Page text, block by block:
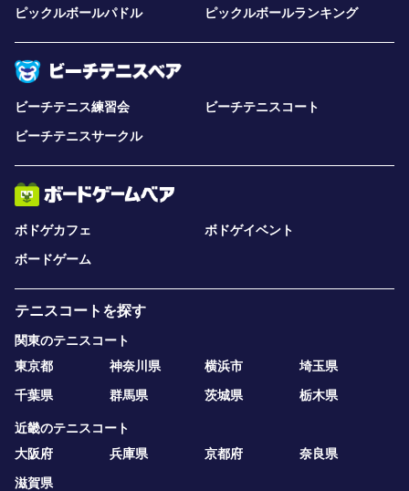
ピックルボールパドル
ピックルボールランキング
ビーチテニス練習会
ビーチテニスコート
ビーチテニスサークル
ボドゲカフェ
ボドゲイベント
ボードゲーム
テニスコートを探す
関東のテニスコート
東京都
神奈川県 横浜市
埼玉県
千葉県
群馬県 茨城県 栃木県
近畿のテニスコート
大阪府
兵庫県 京都府
奈良県
滋賀県